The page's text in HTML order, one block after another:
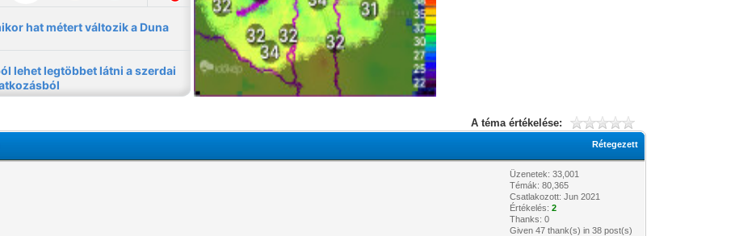
A téma értékelése:
Rétegezett
Üzenetek: 33,001
Témák: 80,365
Csatlakozott: Jun 2021
Értékelés:2
Thanks: 0
Given 47 thank(s) in 38 post(s)